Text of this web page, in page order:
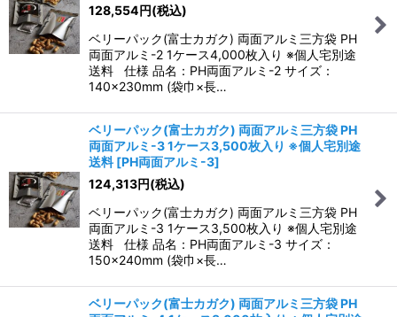
128,554円(税込)
ベリーパック(富士カガク) 両面アルミ三方袋 PH
両面アルミ-2 1ケース4,000枚入り ※個人宅別途
送料 仕様 品名：PH両面アルミ-2 サイズ：
140×230mm (袋巾×長…
ベリーパック(富士カガク) 両面アルミ三方袋 PH
両面アルミ-3 1ケース3,500枚入り ※個人宅別途
送料 [PH両面アルミ-3]
124,313円(税込)
ベリーパック(富士カガク) 両面アルミ三方袋 PH
両面アルミ-3 1ケース3,500枚入り ※個人宅別途
送料 仕様 品名：PH両面アルミ-3 サイズ：
150×240mm (袋巾×長…
ベリーパック(富士カガク) 両面アルミ三方袋 PH